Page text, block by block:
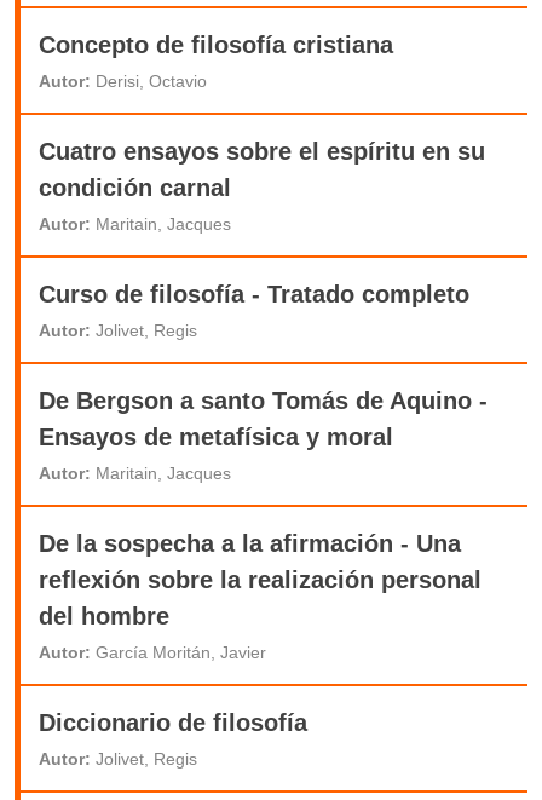
AUTORES
Concepto de filosofía cristiana
Autor: Derisi, Octavio
Cuatro ensayos sobre el espíritu en su
condición carnal
Autor: Maritain, Jacques
Curso de filosofía - Tratado completo
Autor: Jolivet, Regis
De Bergson a santo Tomás de Aquino -
Ensayos de metafísica y moral
Autor: Maritain, Jacques
De la sospecha a la afirmación - Una
reflexión sobre la realización personal
del hombre
Autor: García Moritán, Javier
Diccionario de filosofía
Autor: Jolivet, Regis